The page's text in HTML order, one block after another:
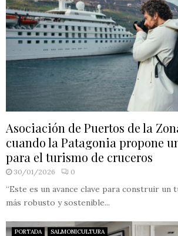
Asociación de Puertos de la
cuando la Patagonia propone
para el turismo de cruceros
30/01/2026 0
“Este es un avance clave para construir un
más robusto y sostenible...
PORTADA SALMONICULTURA